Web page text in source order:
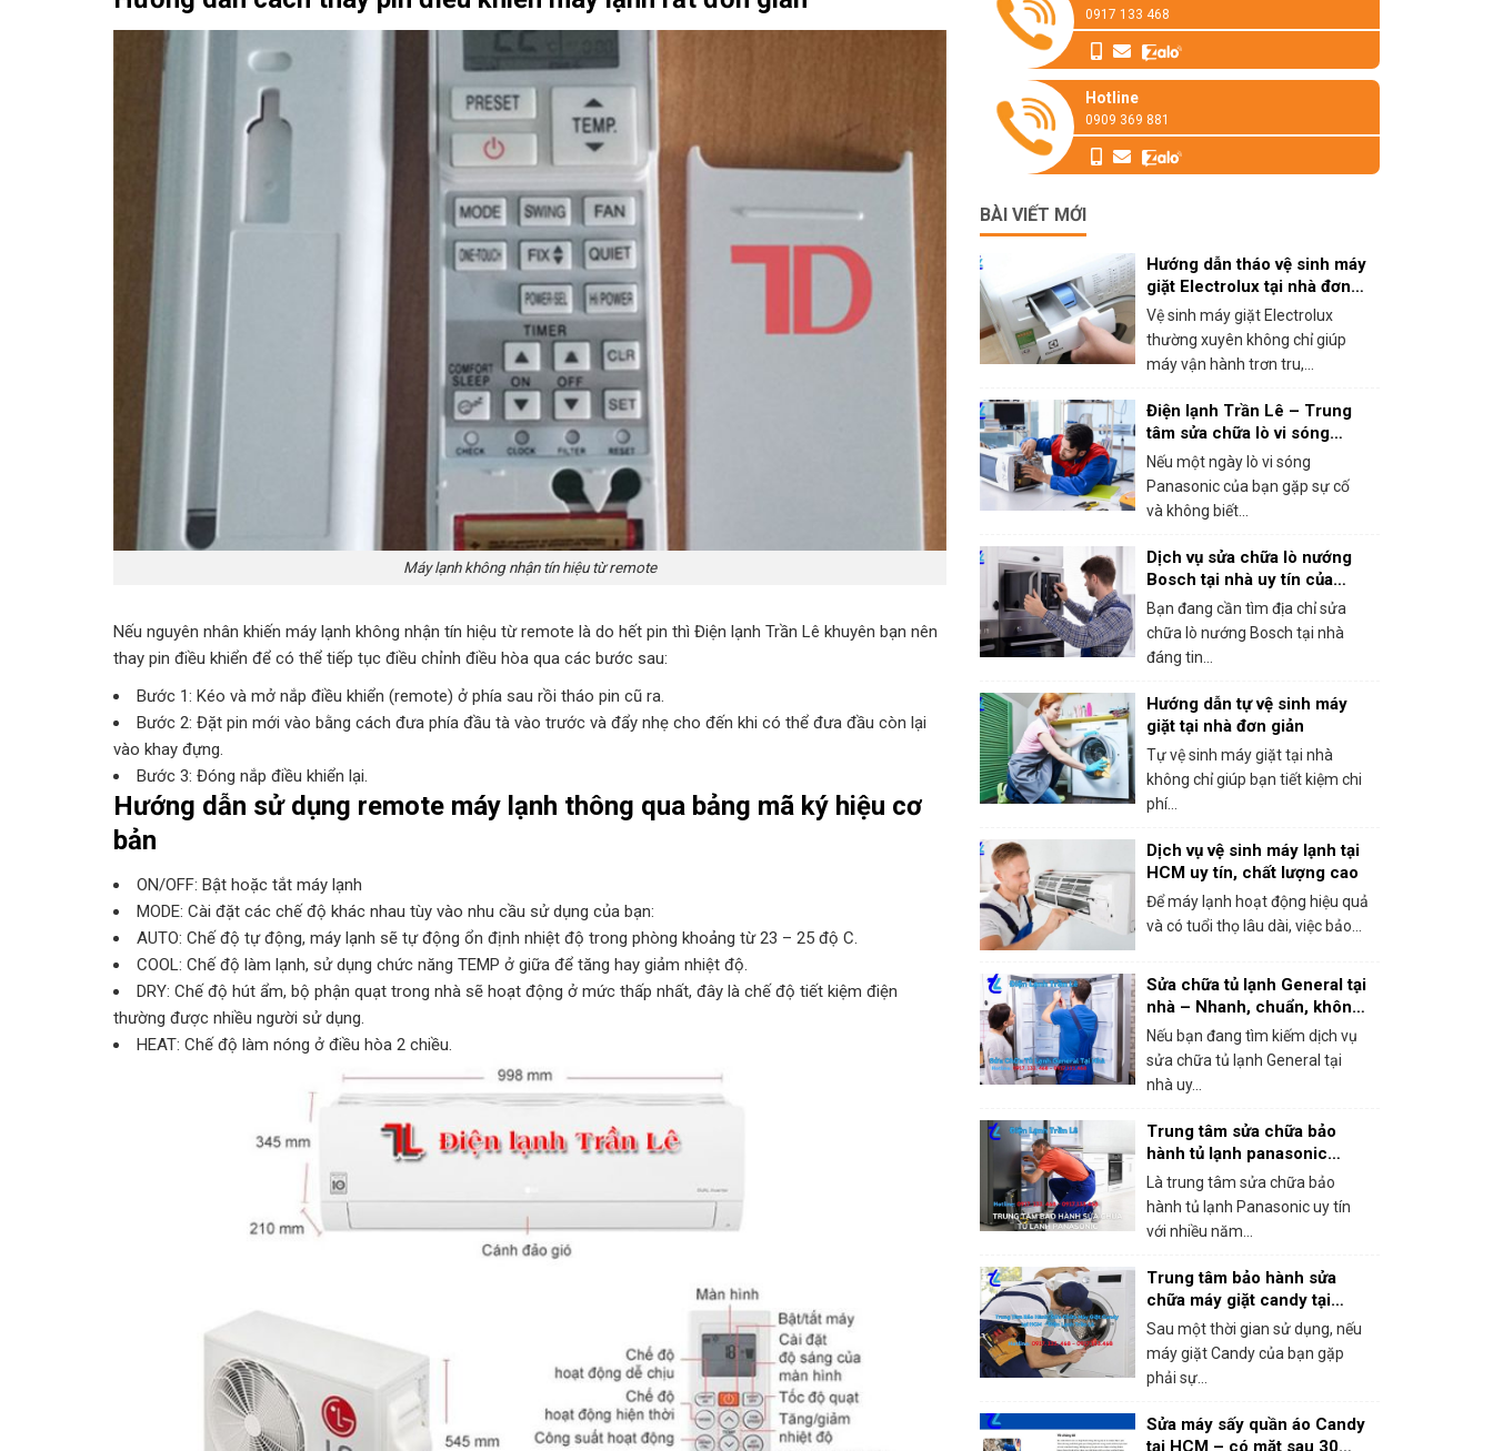
Máy lạnh không nhận tín hiệu từ remote
Nếu nguyên nhân khiến máy lạnh không nhận tín hiệu từ remote là do hết pin thì Điện lạnh Trần Lê khuyên bạn nên
thay pin điều khiển để có thể tiếp tục điều chỉnh điều hòa qua các bước sau:
Bước 1: Kéo và mở nắp điều khiển (remote) ở phía sau rồi tháo pin cũ ra.
Bước 2: Đặt pin mới vào bằng cách đưa phía đầu tà vào trước và đẩy nhẹ cho đến khi có thể đưa đầu còn lại
vào khay đựng.
Bước 3: Đóng nắp điều khiển lại.
Hướng dẫn sử dụng remote máy lạnh thông qua bảng mã ký hiệu cơ
bản
ON/OFF: Bật hoặc tắt máy lạnh
MODE: Cài đặt các chế độ khác nhau tùy vào nhu cầu sử dụng của bạn:
AUTO: Chế độ tự động, máy lạnh sẽ tự động ổn định nhiệt độ trong phòng khoảng từ 23 – 25 độ C.
COOL: Chế độ làm lạnh, sử dụng chức năng TEMP ở giữa để tăng hay giảm nhiệt độ.
DRY: Chế độ hút ẩm, bộ phận quạt trong nhà sẽ hoạt động ở mức thấp nhất, đây là chế độ tiết kiệm điện
thường được nhiều người sử dụng.
HEAT: Chế độ làm nóng ở điều hòa 2 chiều.
0917 133 468
Hotline
0909 369 881
BÀI VIẾT MỚI
Hướng dẫn tháo vệ sinh máy
giặt Electrolux tại nhà đơn
giản
Vệ sinh máy giặt Electrolux
thường xuyên không chỉ giúp
máy vận hành trơn tru,...
Điện lạnh Trần Lê – Trung
tâm sửa chữa lò vi sóng
panasonic tại HCM
Nếu một ngày lò vi sóng
Panasonic của bạn gặp sự cố
và không biết...
Dịch vụ sửa chữa lò nướng
Bosch tại nhà uy tín của
trung tâm bảo hành Bosch
tại HCM
Bạn đang cần tìm địa chỉ sửa
chữa lò nướng Bosch tại nhà
đáng tin...
Hướng dẫn tự vệ sinh máy
giặt tại nhà đơn giản
Tự vệ sinh máy giặt tại nhà
không chỉ giúp bạn tiết kiệm chi
phí...
Dịch vụ vệ sinh máy lạnh tại
HCM uy tín, chất lượng cao
Để máy lạnh hoạt động hiệu quả
và có tuổi thọ lâu dài, việc bảo...
Sửa chữa tủ lạnh General tại
nhà – Nhanh, chuẩn, không
chặt chém!
Nếu bạn đang tìm kiếm dịch vụ
sửa chữa tủ lạnh General tại
nhà uy...
Trung tâm sửa chữa bảo
hành tủ lạnh panasonic
khắc phục mọi sự cố trong 1
lần gọi
Là trung tâm sửa chữa bảo
hành tủ lạnh Panasonic uy tín
với nhiều năm...
Trung tâm bảo hành sửa
chữa máy giặt candy tại
HCM – Giá rẻ, bắt lỗi chính
xác 100%
Sau một thời gian sử dụng, nếu
máy giặt Candy của bạn gặp
phải sự...
Sửa máy sấy quần áo Candy
tại HCM – có mặt sau 30